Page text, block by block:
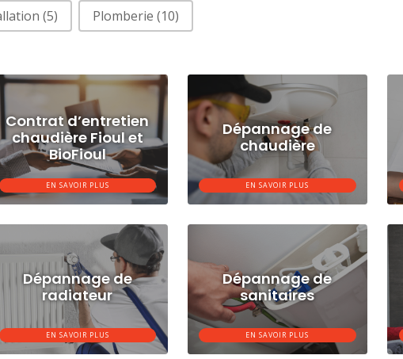
(5) Plomberie(10)
Contrat d’entretien
chaudière Fioul et
BioFioul
EN SAVOIR PLUS
Dépannage de
chaudière
EN SAVOIR PLUS
Dépannage de
radiateur
EN SAVOIR PLUS
Dépannage de
sanitaires
EN SAVOIR PLUS